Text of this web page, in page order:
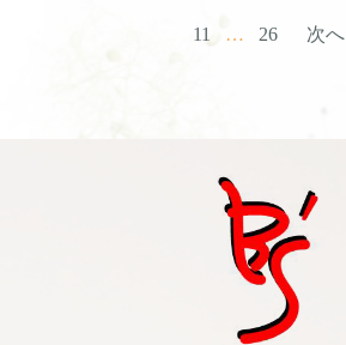
11 … 26 次へ